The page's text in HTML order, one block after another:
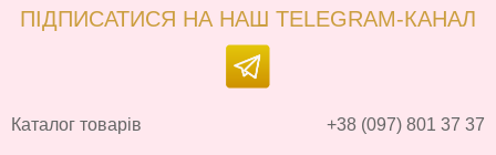
ПІДПИСАТИСЯ НА НАШ TELEGRAM-КАНАЛ
Каталог товарів +38 (097) 801 37 37